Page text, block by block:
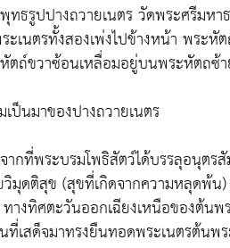
ทธรูปปางถวายเนตร วัดพระศรีมห
ะเนตรทั้งสองเพ่งไปข้างหน้า พระ
ตถ์ขวาซ้อนเหลื่อมอยู่บนพระหัตถซ้
เป็นมาของปางถวายเนตร
ากที่พระบรมโพธิสัตว์ได้บรรลุอนุต
วิมุดติสุข (สุขที่เกิดจากความหลุดพ้
างทิศตะวันออกเฉียงเหนือของต้น
ที่เสด็จมาทรงยืนทอดพระเนตรต้นพ